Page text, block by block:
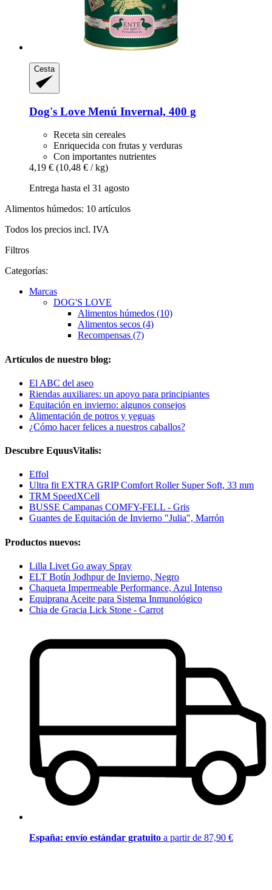
Cesta
Dog's Love Menú Invernal, 400 g
Receta sin cereales
Enriquecida con frutas y verduras
Con importantes nutrientes
4,19 € (10,48 € / kg)
Entrega hasta el 31 agosto
Alimentos húmedos: 10 artículos
Todos los precios incl. IVA
Filtros
Categorías:
Marcas
DOG'S LOVE
Alimentos húmedos (10)
Alimentos secos (4)
Recompensas (7)
Artículos de nuestro blog:
El ABC del aseo
Riendas auxiliares: un apoyo para principiantes
Equitación en invierno: algunos consejos
Alimentación de potros y yeguas
¿Cómo hacer felices a nuestros caballos?
Descubre EquusVitalis:
Effol
Ultra fit EXTRA GRIP Comfort Roller Super Soft, 33 mm
TRM SpeedXCell
BUSSE Campanas COMFY-FELL - Gris
Guantes de Equitación de Invierno "Julia", Marrón
Productos nuevos:
Lilla Livet Go away Spray
ELT Botín Jodhpur de Invierno, Negro
Chaqueta Impermeable Performance, Azul Intenso
Equiprana Aceite para Sistema Inmunológico
Chia de Gracia Lick Stone - Carrot
España: envío estándar gratuito a partir de 87,90 €